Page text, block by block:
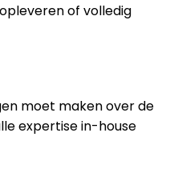
opleveren of volledig
moet maken over de
expertise in-house